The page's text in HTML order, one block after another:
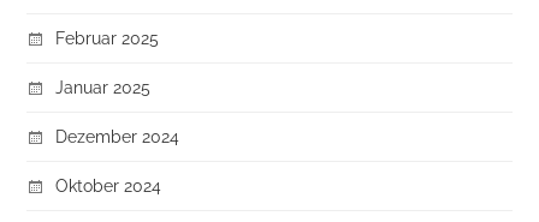
Februar 2025
Januar 2025
Dezember 2024
Oktober 2024